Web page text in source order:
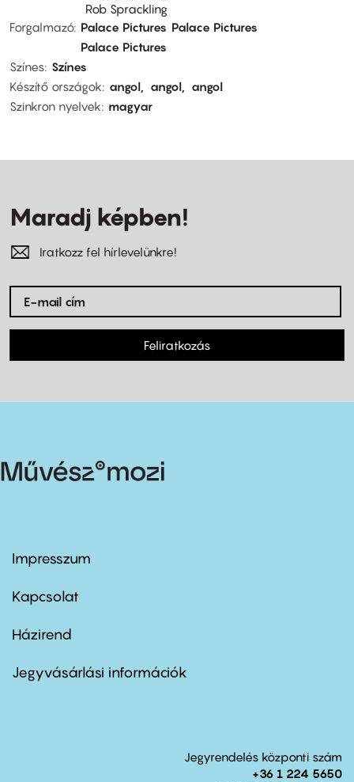
Rob Sprackling
Forgalmazó Palace Pictures Palace Pictures
Palace Pictures
Színes Színes
Készítő országok
angol angol
angol
Szinkron nyelvek
magyar
Maradj képben!
Iratkozz fel hírlevelünkre!
Feliratkozás
Footer
first
Impresszum
Kapcsolat
Footer
second
Házirend
Jegyvásárlási információk
Jegyrendelés központi szám
+36 1 224 5650